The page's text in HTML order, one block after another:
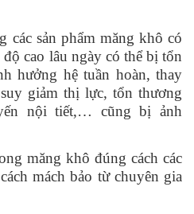
các sản phẩm măng khô có
cao lâu ngày có thể bị tổn
hưởng hệ tuần hoàn, thay
giảm thị lực, tổn thương
nội tiết,… cũng bị ảnh
măng khô đúng cách các
mách bảo từ chuyên gia